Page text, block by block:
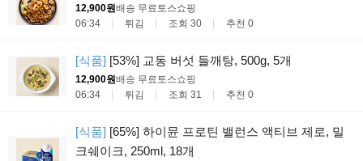
12,900원배송 무료토스쇼핑
06:34
튀김 조회 30 추천 0
[식품] [53%] 교동 버섯 들깨탕, 500g, 5개
12,900원배송 무료토스쇼핑
06:34
튀김 조회 31 추천 0
[식품] [65%] 하이뮨 프로틴 밸런스 액티브 제로, 밀
크쉐이크, 250ml, 18개